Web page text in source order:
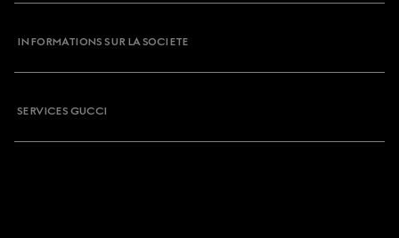
INFORMATIONS SUR LA SOCIETE
SERVICES GUCCI